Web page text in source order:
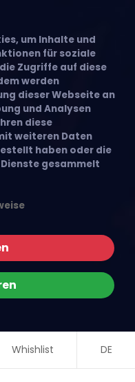
um Inhalte und
für soziale
Zugriffe auf diese
werden
dieser Webseite an
und Analysen
diese
weiteren Daten
haben oder die
gesammelt
Whishlist DE